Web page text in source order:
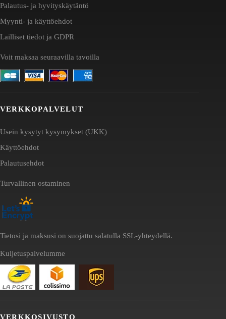
Palautus- ja hyvityskäytäntö
Myynti- ja käyttöehdot
Lailliset tiedot ja GDPR
Voit maksaa seuraavilla tavoilla
VERKKOPALVELUT
Usein kysytyt kysymykset (UKK)
Käyttöehdot
Palautusehdot
Turvallinen ostaminen
Tietosi ja maksusi on suojattu salatulla SSL-yhteydellä.
Kuljetuspalvelumme
VERKKOSIVUSTO